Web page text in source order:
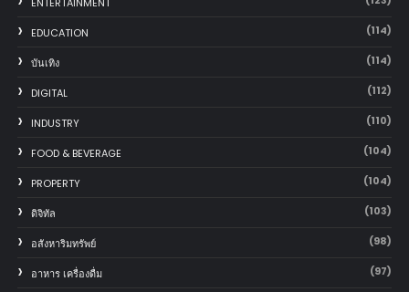
EDUCATION (114)
บันเทิง (114)
DIGITAL (112)
INDUSTRY (110)
FOOD & BEVERAGE (104)
PROPERTY (104)
ดิจิทัล (103)
อสังหาริมทรัพย์ (98)
อาหาร เครื่องดื่ม (97)